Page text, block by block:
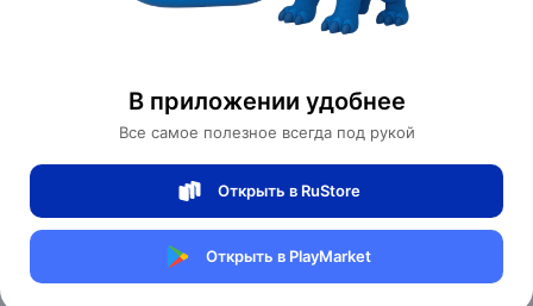
В приложении удобнее
Все самое полезное всегда под рукой
Открыть в RuStore
Открыть в PlayMarket
Электроскейтборды
Электроскейтборд SOULRUN
0 отзывов 0
Магазин Ephdarren
Артикул:SOULRUN